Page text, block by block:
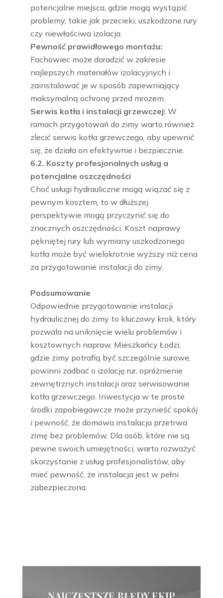
potencjalne miejsca, gdzie mogą wystąpić
problemy, takie jak przecieki, uszkodzone rury
czy niewłaściwa izolacja.
Pewność prawidłowego montażu:
Fachowiec może doradzić w zakresie
najlepszych materiałów izolacyjnych i
zainstalować je w sposób zapewniający
maksymalną ochronę przed mrozem.
Serwis kotła i instalacji grzewczej: W
ramach przygotowań do zimy warto również
zlecić serwis kotła grzewczego, aby upewnić
się, że działa on efektywnie i bezpiecznie.
6.2. Koszty profesjonalnych usług a
potencjalne oszczędności
Choć usługi hydrauliczne mogą wiązać się z
pewnym kosztem, to w dłuższej
perspektywie mogą przyczynić się do
znacznych oszczędności. Koszt naprawy
pękniętej rury lub wymiany uszkodzonego
kotła może być wielokrotnie wyższy niż cena
za przygotowanie instalacji do zimy.
Podsumowanie
Odpowiednie przygotowanie instalacji
hydraulicznej do zimy to kluczowy krok, który
pozwala na uniknięcie wielu problemów i
kosztownych napraw. Mieszkańcy Łodzi,
gdzie zimy potrafią być szczególnie surowe,
powinni zadbać o izolację rur, opróżnienie
zewnętrznych instalacji oraz serwisowanie
kotła grzewczego. Inwestycja w te proste
środki zapobiegawcze może przynieść spokój
i pewność, że domowa instalacja przetrwa
zimę bez problemów. Dla osób, które nie są
pewne swoich umiejętności, warto rozważyć
skorzystanie z usług profesjonalistów, aby
mieć pewność, że instalacja jest w pełni
zabezpieczona.